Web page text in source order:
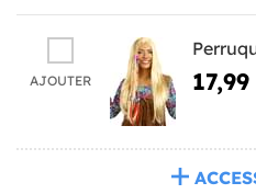
AJOUTER